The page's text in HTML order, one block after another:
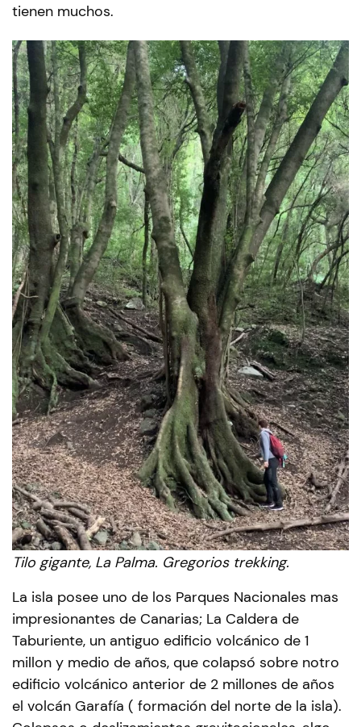
tienen muchos.
Tilo gigante, La Palma. Gregorios trekking.
La isla posee uno de los Parques Nacionales mas
impresionantes de Canarias; La Caldera de
Taburiente, un antiguo edificio volcánico de 1
millon y medio de años, que colapsó sobre notro
edificio volcánico anterior de 2 millones de años
el volcán Garafía ( formación del norte de la isla).